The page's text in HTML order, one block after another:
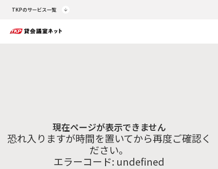
TKPのサービス一覧
現在ページが表示できません
恐れ入りますが時間を置いてから再度ご確認く
ださい。
エラーコード: undefined